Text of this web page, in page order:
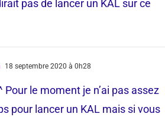
pas de lancer un KAL sur ce
18 septembre 2020 à 0h28
Pour le moment je n’ai pas assez
pour lancer un KAL mais si vous